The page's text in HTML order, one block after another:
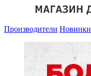
Производители Новинки